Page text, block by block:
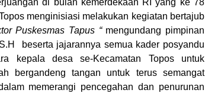
di bulan kemerdekaan RI yang ke 78
menginisiasi melakukan kegiatan bertajub
Puskesmas Tapus “mengundang pimpinan
beserta jajarannya semua kader posyandu
kepala desa se-Kecamatan Topos untuk
bergandeng tangan untuk terus semangat
memerangi pencegahan dan penurunan